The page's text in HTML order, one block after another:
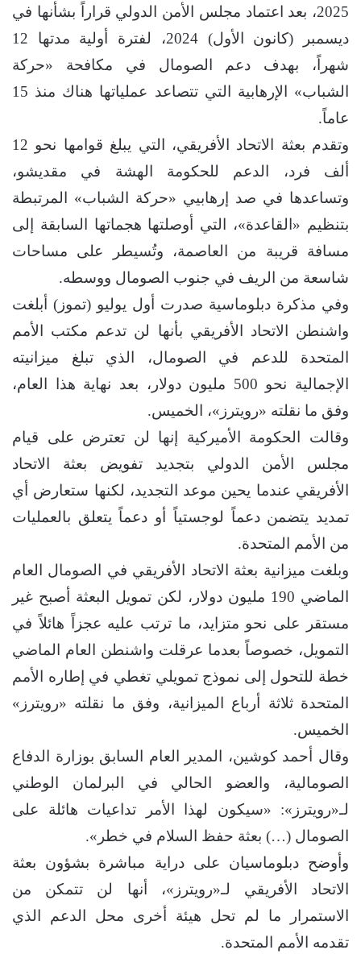
2025، بعد اعتماد مجلس الأمن الدولي قراراً بشأنها في
ديسمبر (كانون الأول) 2024، لفترة أولية مدتها 12
شهراً، بهدف دعم الصومال في مكافحة «حركة
الشباب» الإرهابية التي تتصاعد عملياتها هناك منذ 15
عاماً.
وتقدم بعثة الاتحاد الأفريقي، التي يبلغ قوامها نحو 12
ألف فرد، الدعم للحكومة الهشة في مقديشو،
وتساعدها في صد إرهابيي «حركة الشباب» المرتبطة
بتنظيم «القاعدة»، التي أوصلتها هجماتها السابقة إلى
مسافة قريبة من العاصمة، وتُسيطر على مساحات
شاسعة من الريف في جنوب الصومال ووسطه.
وفي مذكرة دبلوماسية صدرت أول يوليو (تموز) أبلغت
واشنطن الاتحاد الأفريقي بأنها لن تدعم مكتب الأمم
المتحدة للدعم في الصومال، الذي تبلغ ميزانيته
الإجمالية نحو 500 مليون دولار، بعد نهاية هذا العام،
وفق ما نقلته «رويترز»، الخميس.
وقالت الحكومة الأميركية إنها لن تعترض على قيام
مجلس الأمن الدولي بتجديد تفويض بعثة الاتحاد
الأفريقي عندما يحين موعد التجديد، لكنها ستعارض أي
تمديد يتضمن دعماً لوجستياً أو دعماً يتعلق بالعمليات
من الأمم المتحدة.
وبلغت ميزانية بعثة الاتحاد الأفريقي في الصومال العام
الماضي 190 مليون دولار، لكن تمويل البعثة أصبح غير
مستقر على نحو متزايد، ما ترتب عليه عجزاً هائلاً في
التمويل، خصوصاً بعدما عرقلت واشنطن العام الماضي
خطة للتحول إلى نموذج تمويلي تغطي في إطاره الأمم
المتحدة ثلاثة أرباع الميزانية، وفق ما نقلته «رويترز»
الخميس.
وقال أحمد كوشين، المدير العام السابق بوزارة الدفاع
الصومالية، والعضو الحالي في البرلمان الوطني
لـ«رويترز»: «سيكون لهذا الأمر تداعيات هائلة على
الصومال (…) بعثة حفظ السلام في خطر».
وأوضح دبلوماسيان على دراية مباشرة بشؤون بعثة
الاتحاد الأفريقي لـ«رويترز»، أنها لن تتمكن من
الاستمرار ما لم تحل هيئة أخرى محل الدعم الذي
تقدمه الأمم المتحدة.